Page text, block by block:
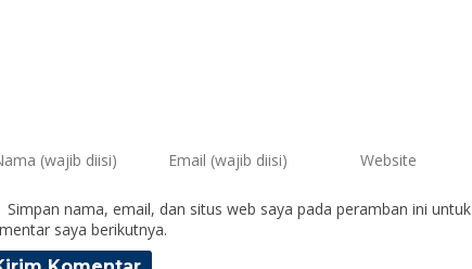
Simpan nama, email, dan situs web saya pada peramban ini untuk
saya berikutnya.